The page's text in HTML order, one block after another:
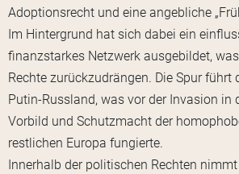
Adoptionsrecht und eine angebliche
Im Hintergrund hat sich dabei ein
finanzstarkes Netzwerk ausgebildet,
Rechte zurückzudrängen. Die Spur führt
Putin-Russland, was vor der Invasion in
Vorbild und Schutzmacht der
restlichen Europa fungierte.
Innerhalb der politischen Rechten